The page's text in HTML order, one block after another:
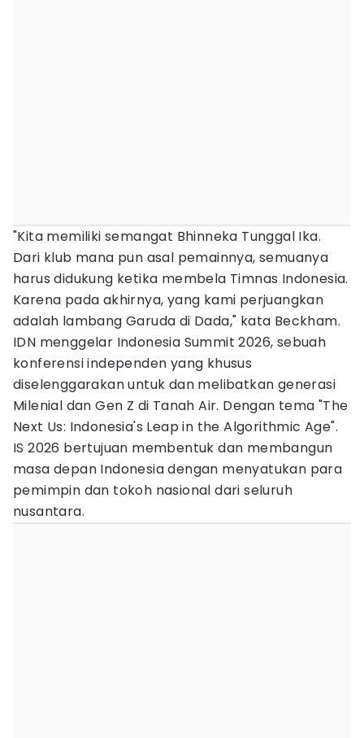
"Kita memiliki semangat Bhinneka Tunggal Ika.
Dari klub mana pun asal pemainnya, semuanya
harus didukung ketika membela Timnas Indonesia.
Karena pada akhirnya, yang kami perjuangkan
adalah lambang Garuda di Dada," kata Beckham.
IDN menggelar Indonesia Summit 2026, sebuah
konferensi independen yang khusus
diselenggarakan untuk dan melibatkan generasi
Milenial dan Gen Z di Tanah Air. Dengan tema "The
Next Us: Indonesia's Leap in the Algorithmic Age".
IS 2026 bertujuan membentuk dan membangun
masa depan Indonesia dengan menyatukan para
pemimpin dan tokoh nasional dari seluruh
nusantara.